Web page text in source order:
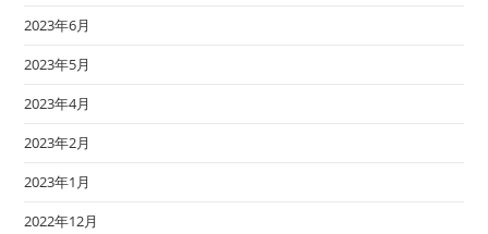
2023年6月
2023年5月
2023年4月
2023年2月
2023年1月
2022年12月